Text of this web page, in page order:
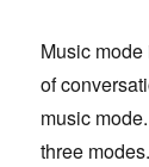
Music
of
music
three